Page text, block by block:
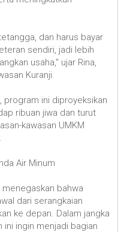
dan harus bayar
sendiri, jadi lebih
usaha," ujar Rina,
Kuranji.
program ini diproyeksikan
ribuan jiwa dan turut
kawasan UMKM
Air Minum
bahwa
dari serangkaian
ke depan. Dalam jangka
ini ingin menjadi bagian